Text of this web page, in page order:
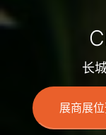
长
展商展